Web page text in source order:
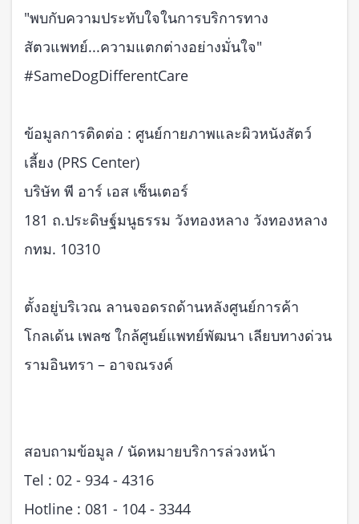
"พบกับความประทับใจในการบริการทาง
สัตวแพทย์...ความแตกต่างอย่างมั่นใจ"
#SameDogDifferentCare
ข้อมูลการติดต่อ : ศูนย์กายภาพและผิวหนังสัตว์
เลี้ยง (PRS Center)
บริษัท พี อาร์ เอส เซ็นเตอร์
181 ถ.ประดิษฐ์มนูธรรม วังทองหลาง วังทองหลาง
กทม. 10310
ตั้งอยู่บริเวณ ลานจอดรถด้านหลังศูนย์การค้า
โกลเด้น เพลซ ใกล้ศูนย์แพทย์พัฒนา เลียบทางด่วน
รามอินทรา – อาจณรงค์
สอบถามข้อมูล / นัดหมายบริการล่วงหน้า
Tel : 02 - 934 - 4316
Hotline : 081 - 104 - 3344